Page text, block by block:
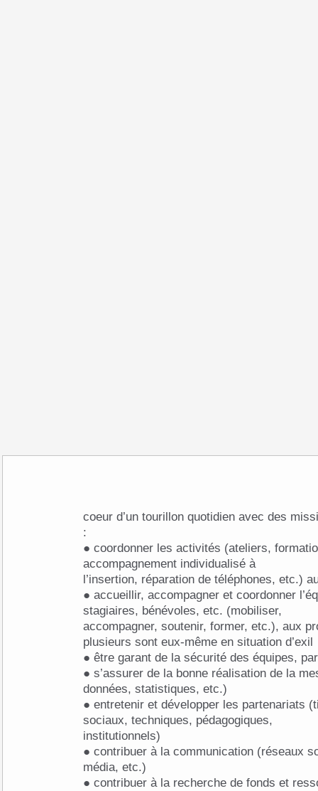
coeur d’un tourillon quotidien avec des missions très riches et variées
:
● coordonner les activités (ateliers,
accompagnement individualisé à
l’insertion, réparation de téléphones, etc.)
● accueillir, accompagner et coordonner
stagiaires, bénévoles, etc. (mobiliser,
accompagner, soutenir, former, etc.), aux
plusieurs sont eux-même en situation d’exil
● être garant de la sécurité des équipes,
● s’assurer de la bonne réalisation de la
données, statistiques, etc.)
● entretenir et développer les partenariats
sociaux, techniques, pédagogiques,
institutionnels)
● contribuer à la communication (réseaux
média, etc.)
● contribuer à la recherche de fonds et